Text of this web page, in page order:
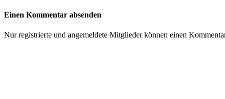
Einen Kommentar absenden
Nur registrierte und angemeldete Mitglieder können einen